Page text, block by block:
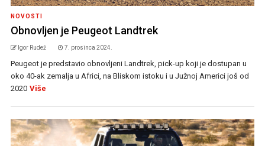
NOVOSTI
Obnovljen je Peugeot Landtrek
Igor Rudež 7. prosinca 2024.
Peugeot je predstavio obnovljeni Landtrek, pick-up koji je dostupan u
oko 40-ak zemalja u Africi, na Bliskom istoku i u Južnoj Americi još od
2020 Više